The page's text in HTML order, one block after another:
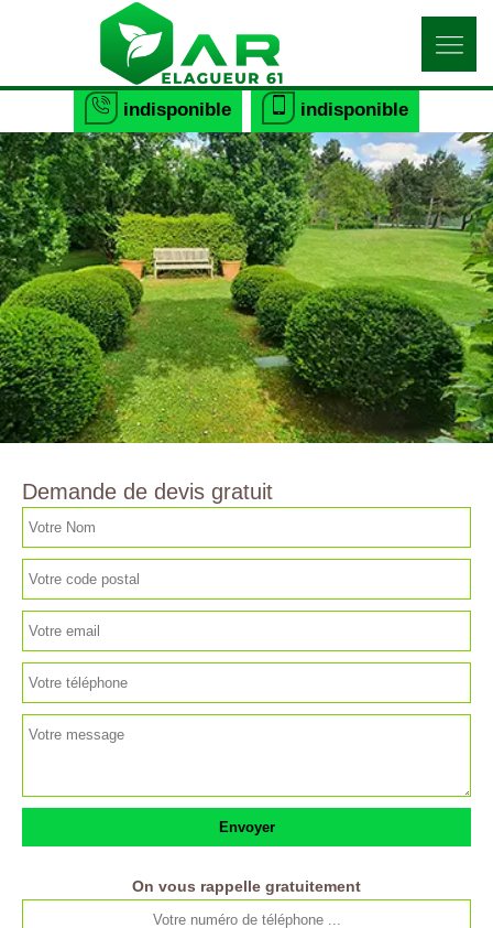
indisponible indisponible
Demande de devis gratuit
On vous rappelle gratuitement